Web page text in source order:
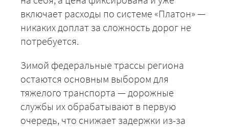
включает расходы по системе «Платон» —
никаких доплат за сложность дорог не
потребуется.
Зимой федеральные трассы региона
остаются основным выбором для
тяжелого транспорта — дорожные
службы их обрабатывают в первую
очередь, что снижает задержки из-за
+7 (499) 520-05-23